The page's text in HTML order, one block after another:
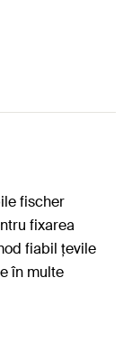
fischer
fixarea
fiabil țevile
în multe